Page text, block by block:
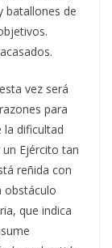
batallones de
vez será
para
la dificultad
Ejército tan
reñida con
obstáculo
que indica